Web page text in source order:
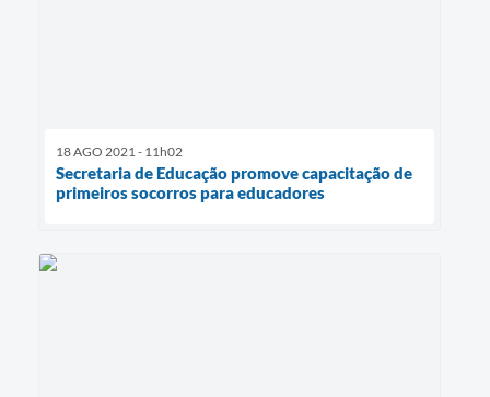
18 AGO 2021 - 11h02
Secretaria de Educação promove capacitação de
primeiros socorros para educadores